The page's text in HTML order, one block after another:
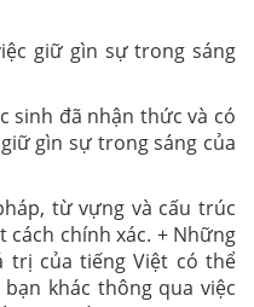
giữ gìn sự trong sáng
sinh đã nhận thức và có
gìn sự trong sáng của
từ vựng và cấu trúc
chính xác. + Những
trị của tiếng Việt có thể
khác thông qua việc